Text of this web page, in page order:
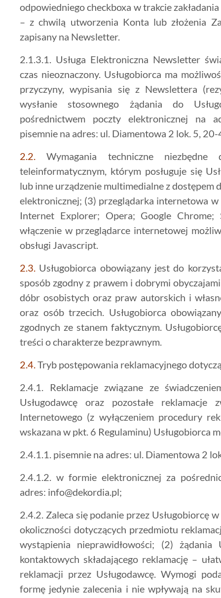
odpowiedniego checkboxa w trakcie
– z chwilą utworzenia Konta lub złożenia
zapisany na Newsletter.
2.1.3.1. Usługa Elektroniczna Newsletter
czas nieoznaczony. Usługobiorca ma
przyczyny, wypisania się z Newslettera
wysłanie stosownego żądania do
pośrednictwem poczty elektronicznej na
pisemnie na adres: ul. Diamentowa 2 lok. 5,
2.2.Wymagania techniczne
teleinformatycznym, którym posługuje się
lub inne urządzenie multimedialne z dostępem
elektronicznej; (3) przeglądarka internetowa
Internet Explorer; Opera; Google
włączenie w przeglądarce internetowej
obsługi Javascript.
2.3. Usługobiorca obowiązany jest do
sposób zgodny z prawem i dobrymi
dóbr osobistych oraz praw autorskich i
oraz osób trzecich. Usługobiorca
zgodnych ze stanem faktycznym.
treści o charakterze bezprawnym.
2.4. Tryb postępowania reklamacyjnego
2.4.1. Reklamacje związane ze
Usługodawcę oraz pozostałe reklamacje
Internetowego (z wyłączeniem procedury
wskazana w pkt. 6 Regulaminu) Usługobiorca
2.4.1.1. pisemnie na adres: ul. Diamentowa 2
2.4.1.2. w formie elektronicznej za
adres: info@dekordia.pl;
2.4.2. Zaleca się podanie przez Usługobiorcę
okoliczności dotyczących przedmiotu
wystąpienia nieprawidłowości; (2)
kontaktowych składającego reklamację –
reklamacji przez Usługodawcę. Wymogi
formę jedynie zalecenia i nie wpływają na